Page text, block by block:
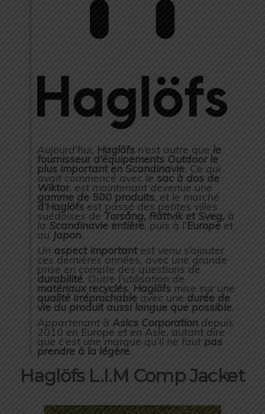
Aujourd’hui, Haglöfs n’est autre que le
fournisseur d’équipements Outdoor le
plus important en Scandinavie. Ce qui
avait commencé avec le sac à dos de
Wiktor, est maintenant devenue une
gamme de 500 produits, et le marché
d’Haglöfs est passé des petites villes
suédoises de Torsång, Rättvik et Sveg, à
la Scandinavie entière, puis à l’Europeet
au Japon.
Un aspect importantest venu s’ajouter
ces dernières années, avec une grande
prise en compte des questions de
durabilité. Outre l’utilisation de
matériaux recyclés, Haglöfs mise sur une
qualité irréprochable avec une durée de
vie du produit aussi longue que possible.
Appartenant à Asics Corporation depuis
2010 en Europe et en Asie, autant dire
que c’est une marque qu’il ne faut pas
prendre à la légère.
Haglöfs L.I.M Comp Jacket